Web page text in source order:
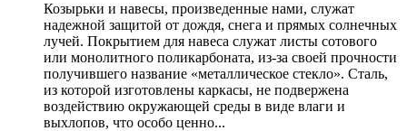
Козырьки и навесы, произведенные нами, служат
надежной защитой от дождя, снега и прямых солнечных
лучей. Покрытием для навеса служат листы сотового
или монолитного поликарбоната, из-за своей прочности
получившего название «металлическое стекло». Сталь,
из которой изготовлены каркасы, не подвержена
воздействию окружающей среды в виде влаги и
выхлопов, что особо ценно...